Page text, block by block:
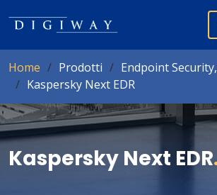
Home Prodotti
Endpoint
Kaspersky Next EDR
Kaspersky Next EDR